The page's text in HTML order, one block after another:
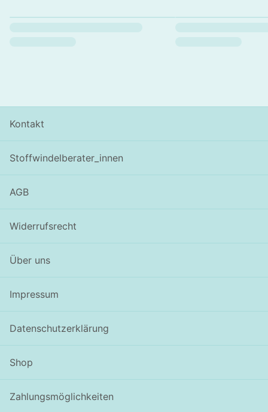
Kontakt
Stoffwindelberater_innen
AGB
Widerrufsrecht
Über uns
Impressum
Datenschutzerklärung
Shop
Zahlungsmöglichkeiten